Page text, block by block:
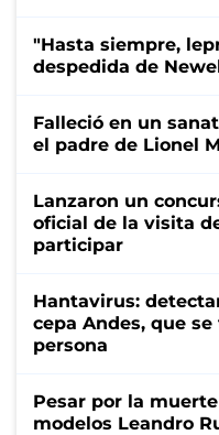
"Hasta siempre,
despedida de
Falleció en un
el padre de Lionel
Lanzaron un
oficial de la visita
participar
Hantavirus:
cepa Andes, que
persona
Pesar por la
modelos Leandro